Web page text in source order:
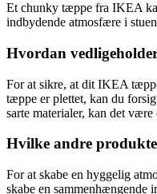
Et chunky tæppe fra IKEA
indbydende atmosfære i
Hvordan
For at sikre, at dit IKEA
tæppe er plettet, kan du
sarte materialer, kan det
Hvilke andre
For at skabe en hyggelig
skabe en sammenhængende